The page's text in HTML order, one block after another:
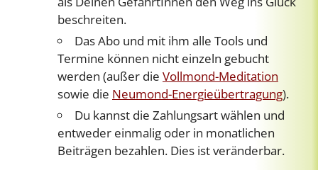
beschreiten.
Das Abo und mit ihm alle Tools und
Termine können nicht einzeln gebucht
werden (außer die Vollmond-Meditation
sowie die Neumond-Energieübertragung).
Du kannst die Zahlungsart wählen und
entweder einmalig oder in monatlichen
Beiträgen bezahlen. Dies ist veränderbar.